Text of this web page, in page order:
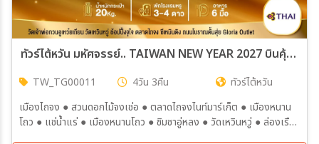
ทัวร์ไต้หวัน มหัศจรรย์.. TAIWAN NEW YEAR 2027 บินคุ้ม เที่ยวครบ เต็มอิ่ม 4วัน 3คืน (TG)
TW_TG00011 4วัน 3คืน
ทัวร์ไต้หวัน
เมืองไถจง ● สวนดอกไม้จงเช่อ ● ตลาดไถจงไนท์มาร์เก็ต ● เมืองหนาน
โถว ● แช่น้ำแร่ ● เมืองหนานโถว ● ชิมชาอู่หลง ● วัดเหวินหวู่ ● ล่องเรือ